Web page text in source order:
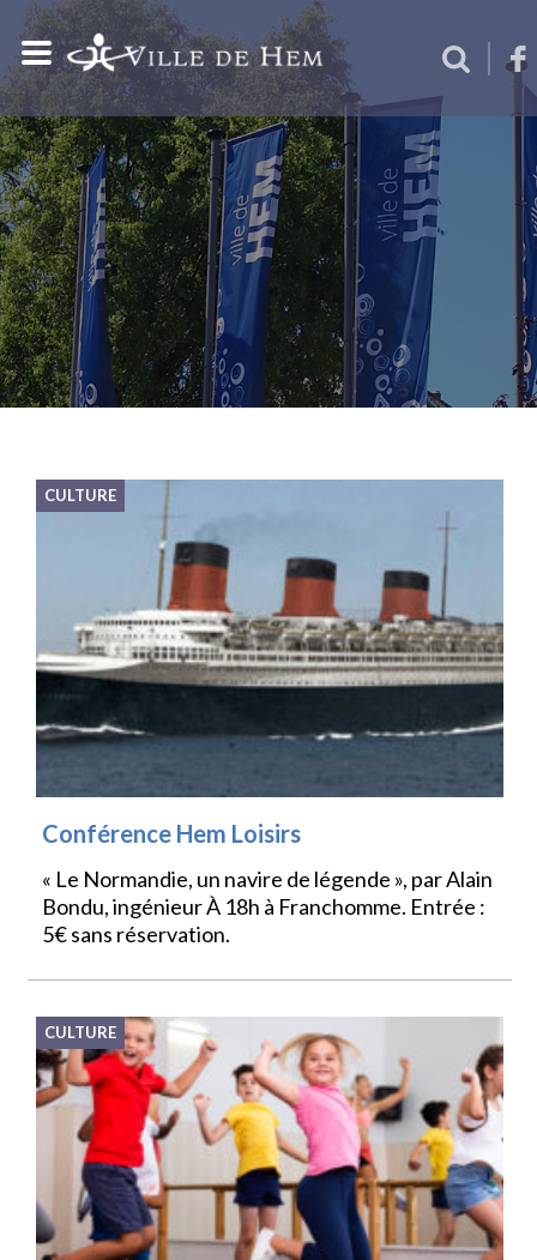
CULTURE
Conférence Hem Loisirs
« Le Normandie, un navire de légende », par Alain
Bondu, ingénieur À 18h à Franchomme. Entrée :
5€ sans réservation.
CULTURE